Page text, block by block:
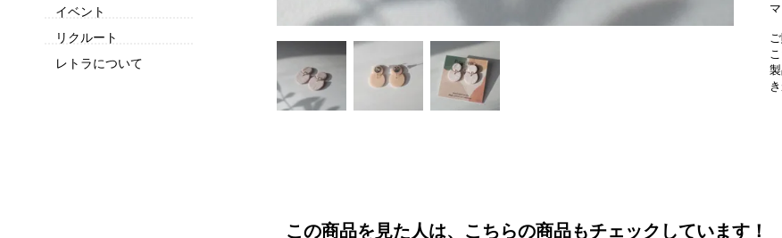
イベント
リクルート
レトラについて
この商品を見た人は、こちらの商品もチェックしています！